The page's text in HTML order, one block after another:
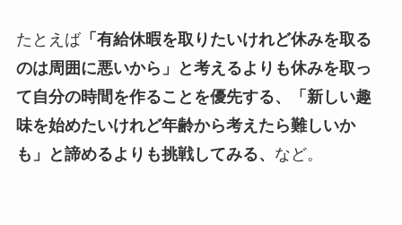
たとえば「有給休暇を取りたいけれど休みを取る
のは周囲に悪いから」と考えるよりも休みを取っ
て自分の時間を作ることを優先する、「新しい趣
味を始めたいけれど年齢から考えたら難しいか
も」と諦めるよりも挑戦してみる、 など。